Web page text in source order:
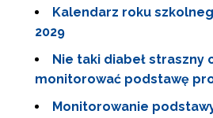
Kalendarz roku
2029
Nie taki diabeł straszny
monitorować podstawę
Monitorowanie